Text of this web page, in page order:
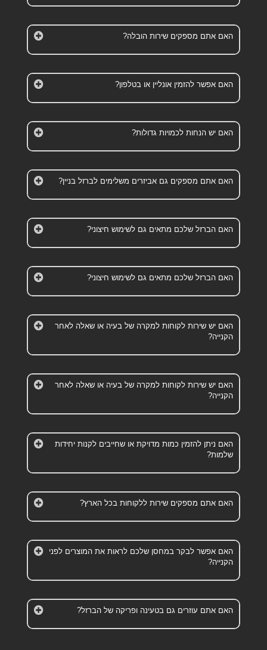
האם אתם מספקים שירות הובלה?
האם אפשר להזמין אונליין או בטלפון?
האם יש הנחות לכמויות גדולות?
האם אתם מספקים גם אביזרים משלימים לברזל בניין?
האם הברזל שלכם מתאים גם לשימוש חיצוני?
האם הברזל שלכם מתאים גם לשימוש חיצוני?
האם יש שירות לקוחות למקרה של בעיה או שאלה לאחר
הקנייה?
האם יש שירות לקוחות למקרה של בעיה או שאלה לאחר
הקנייה?
האם ניתן להזמין כמות מדויקת או שחייבים לקנות יחידות
שלמות?
האם אתם מספקים שירות ללקוחות בכל הארץ?
האם אפשר לבקר במחסן שלכם לראות את המוצרים לפני
הקנייה?
האם אתם עוזרים גם בטעינה ופריקה של הברזל?